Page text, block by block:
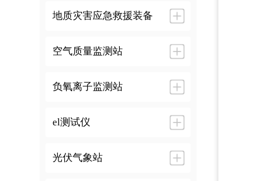
地质灾害应急救援装备
空气质量监测站
负氧离子监测站
el测试仪
光伏气象站